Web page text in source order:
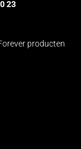
23
producten